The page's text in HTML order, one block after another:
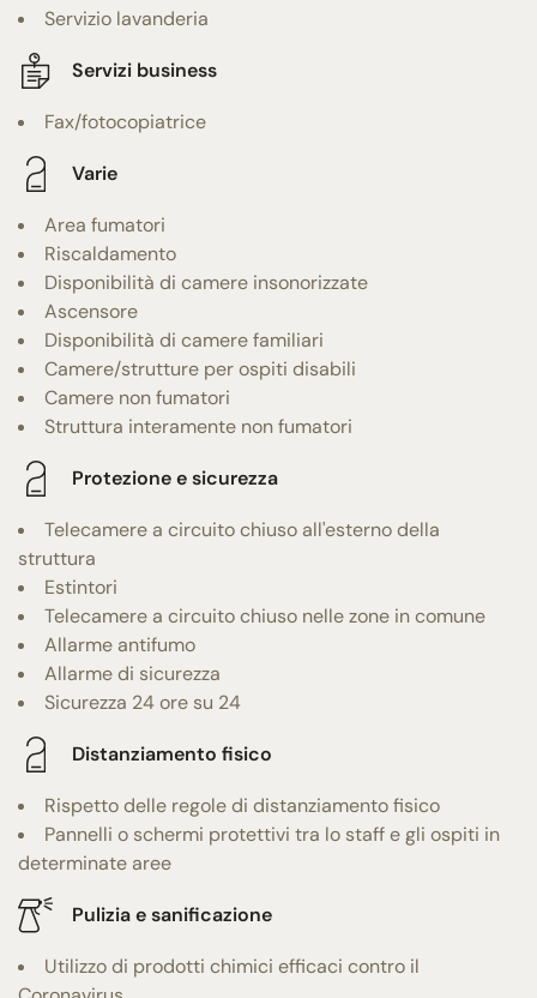
Servizio lavanderia
Servizi business
Fax/fotocopiatrice
Varie
Area fumatori
Riscaldamento
Disponibilità di camere insonorizzate
Ascensore
Disponibilità di camere familiari
Camere/strutture per ospiti disabili
Camere non fumatori
Struttura interamente non fumatori
Protezione e sicurezza
Telecamere a circuito chiuso all'esterno della
struttura
Estintori
Telecamere a circuito chiuso nelle zone in comune
Allarme antifumo
Allarme di sicurezza
Sicurezza 24 ore su 24
Distanziamento fisico
Rispetto delle regole di distanziamento fisico
Pannelli o schermi protettivi tra lo staff e gli ospiti in
determinate aree
Pulizia e sanificazione
Utilizzo di prodotti chimici efficaci contro il